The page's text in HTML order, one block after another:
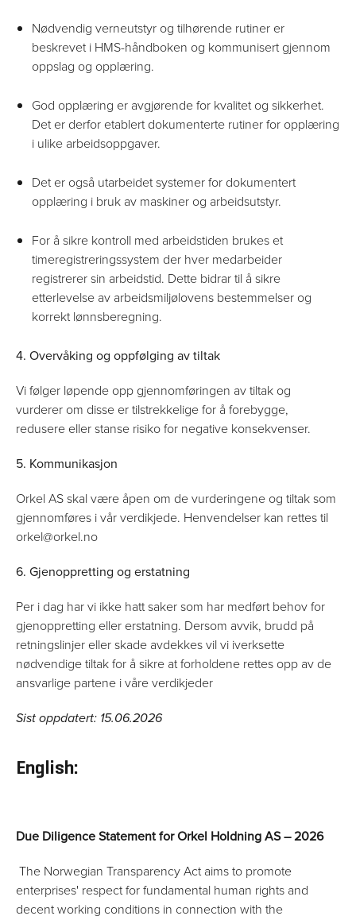
Nødvendig verneutstyr og tilhørende rutiner er
beskrevet i HMS-håndboken og kommunisert gjennom
oppslag og opplæring.
God opplæring er avgjørende for kvalitet og sikkerhet.
Det er derfor etablert dokumenterte rutiner for opplæring
i ulike arbeidsoppgaver.
Det er også utarbeidet systemer for dokumentert
opplæring i bruk av maskiner og arbeidsutstyr.
For å sikre kontroll med arbeidstiden brukes et
timeregistreringssystem der hver medarbeider
registrerer sin arbeidstid. Dette bidrar til å sikre
etterlevelse av arbeidsmiljølovens bestemmelser og
korrekt lønnsberegning.
4. Overvåking og oppfølging av tiltak
Vi følger løpende opp gjennomføringen av tiltak og
vurderer om disse er tilstrekkelige for å forebygge,
redusere eller stanse risiko for negative konsekvenser.
5. Kommunikasjon
Orkel AS skal være åpen om de vurderingene og tiltak som
gjennomføres i vår verdikjede. Henvendelser kan rettes til
orkel@orkel.no
6. Gjenoppretting og erstatning
Per i dag har vi ikke hatt saker som har medført behov for
gjenoppretting eller erstatning. Dersom avvik, brudd på
retningslinjer eller skade avdekkes vil vi iverksette
nødvendige tiltak for å sikre at forholdene rettes opp av de
ansvarlige partene i våre verdikjeder
Sist oppdatert: 15.06.2026
English:
Due Diligence Statement for Orkel Holdning AS – 2026
The Norwegian Transparency Act aims to promote
enterprises' respect for fundamental human rights and
decent working conditions in connection with the